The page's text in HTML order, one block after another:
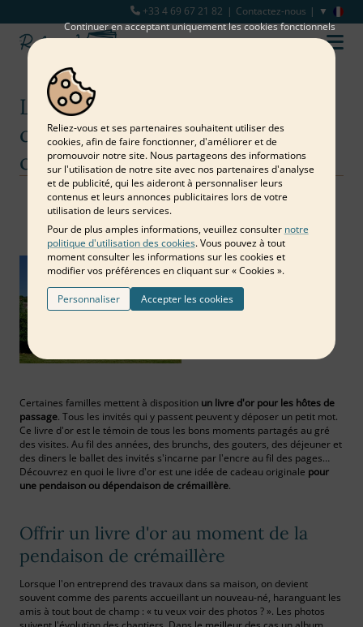
+33 4 69 67 21 82 Contactez-nous
Le livre d'or d'une maison : de la
crémaillère à la dépendaison de
crémaillère
Notre blog
Famille et amis
Le livre d'or d'une maison : de la crémaillère à la dépendaison de
Certaines familles mettent à disposition un livre d'or pour les hôtes de
passage. Tous les invités qui y passent peuvent y déposer un petit mot.
Ce livre d'or est le témoin de tous les bons moments partagés au gré
des visites. Au fil des années, des brunchs, des gouters, des déjeuner et
des diners le ballet des invités s'incarne par l'encre au fil des pages…
Découvrez en quoi le livre d'or est une idée de cadeau originale pour
une pendaison ou dépendaison de crémaillère.
Offrir un livre d'or au moment de la
pendaison de crémaillère
Lorsque l'on entreprend des travaux dans sa maison, on devient
souvent comme des parents accueillant un nouveau-né, haranguant les
amis à tout bout de champ : « tu veux voir des photos ? ». Les photos
Continuer en acceptant uniquement les cookies fonctionnels
Reliez‑vous et ses partenaires souhaitent utiliser des
cookies, afin de faire fonctionner, d'améliorer et de
promouvoir notre site. Nous partageons des informations
sur l'utilisation de notre site avec nos partenaires d'analyse
et de publicité, qui les aideront à personnaliser leurs
contenus et leurs annonces publicitaires lors de votre
utilisation de leurs services.
Pour de plus amples informations, veuillez consulter notre
politique d'utilisation des cookies. Vous pouvez à tout
moment consulter les informations sur les cookies et
modifier vos préférences en cliquant sur « Cookies ».
Personnaliser Accepter les cookies